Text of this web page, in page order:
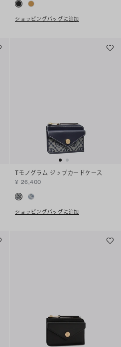
ショッピングバッグに追加
Tモノグラム ジップカードケース
¥ 26,400
ショッピングバッグに追加